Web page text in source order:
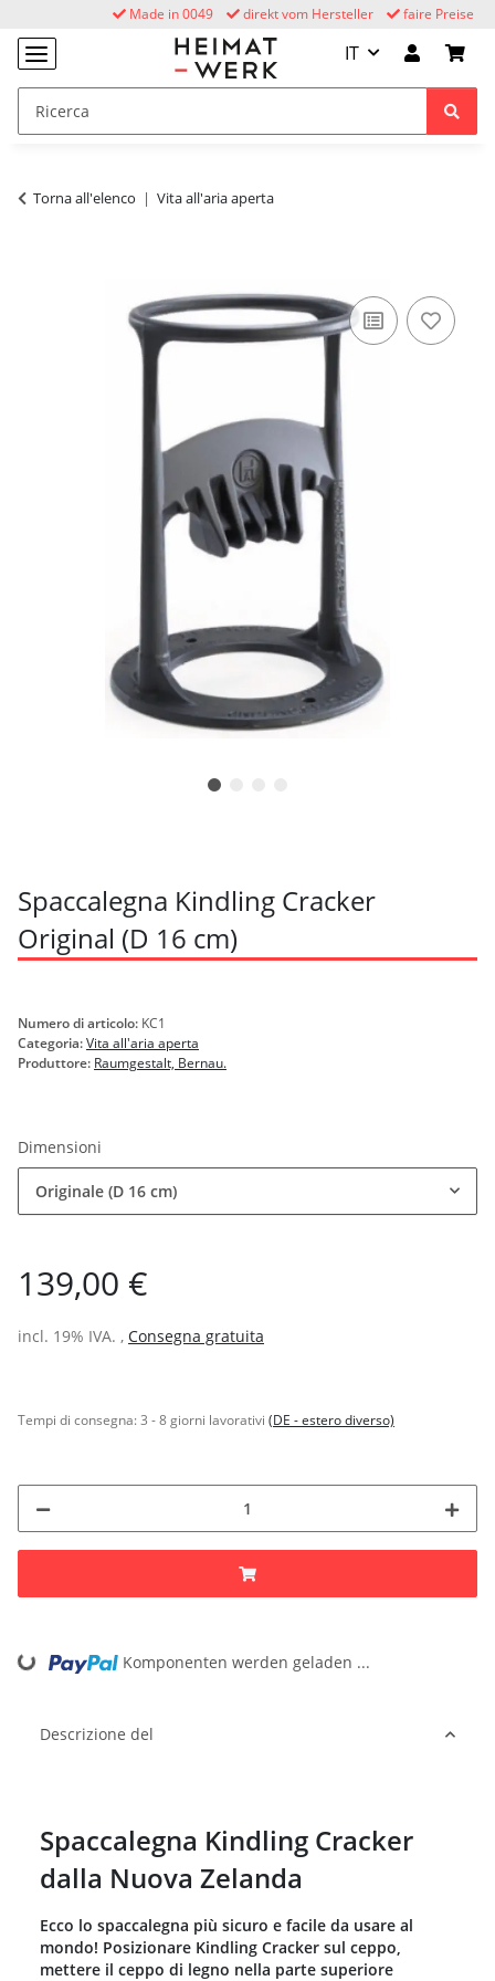
faire Preise
direkt vom Hersteller
Made in 0049
IT
Torna all'elenco Vita all'aria aperta
Spaccalegna Kindling Cracker
Original (D 16 cm)
Numero di articolo: KC1
Categoria:Vita all'aria aperta
Produttore: Raumgestalt, Bernau.
Dimensioni
Originale (D 16 cm)
139,00 €
incl. 19% IVA. , Consegna gratuita
Tempi di consegna:3 - 8 giorni lavorativi (DE - estero diverso)
Loading... Komponenten werden geladen ...
Descrizione del
Spaccalegna Kindling Cracker
dalla Nuova Zelanda
Ecco lo spaccalegna più sicuro e facile da usare al
mondo! Posizionare Kindling Cracker sul ceppo,
mettere il ceppo di legno nella parte superiore